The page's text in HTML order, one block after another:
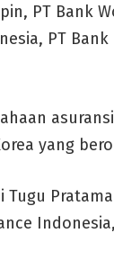
PT Bank
PT
yang
Tugu